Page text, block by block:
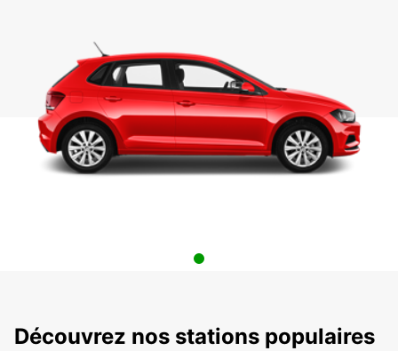
Découvrez nos stations populaires